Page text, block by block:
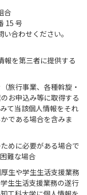
合
15 号
合わせください。
報を第三者に提供する
旅行事業、各種斡旋・
お申込み等に取得する
て当該個人情報をそれ
である場合を含みま
めに必要がある場合で
難な場合
生や学生生活支援業務
生生活支援業務の遂行